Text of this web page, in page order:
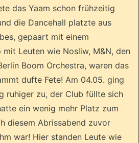
das Yaam schon frühzeitig
die Dancehall platzte aus
gepaart mit einem
Leuten wie Nosliw, M&N, den
Boom Orchestra, waren das
dufte Fete! Am 04.05. ging
ruhiger zu, der Club füllte sich
ein wenig mehr Platz zum
diesem Abrissabend zuvor
war! Hier standen Leute wie